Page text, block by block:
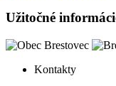
Užitočné
Kontakty